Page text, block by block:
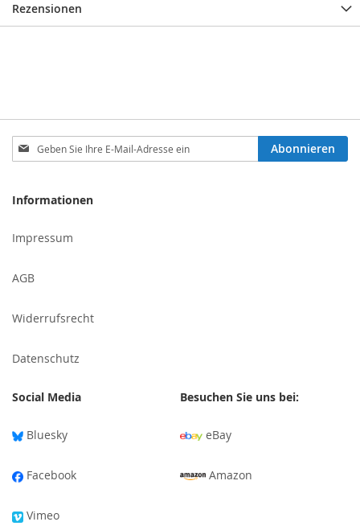
Rezensionen
Melden
Sie
unseren
an:
Abonnieren
Informationen
Impressum
AGB
Widerrufsrecht
Datenschutz
Social Media
Bluesky
Facebook
Vimeo
Besuchen Sie uns bei:
eBay
Amazon